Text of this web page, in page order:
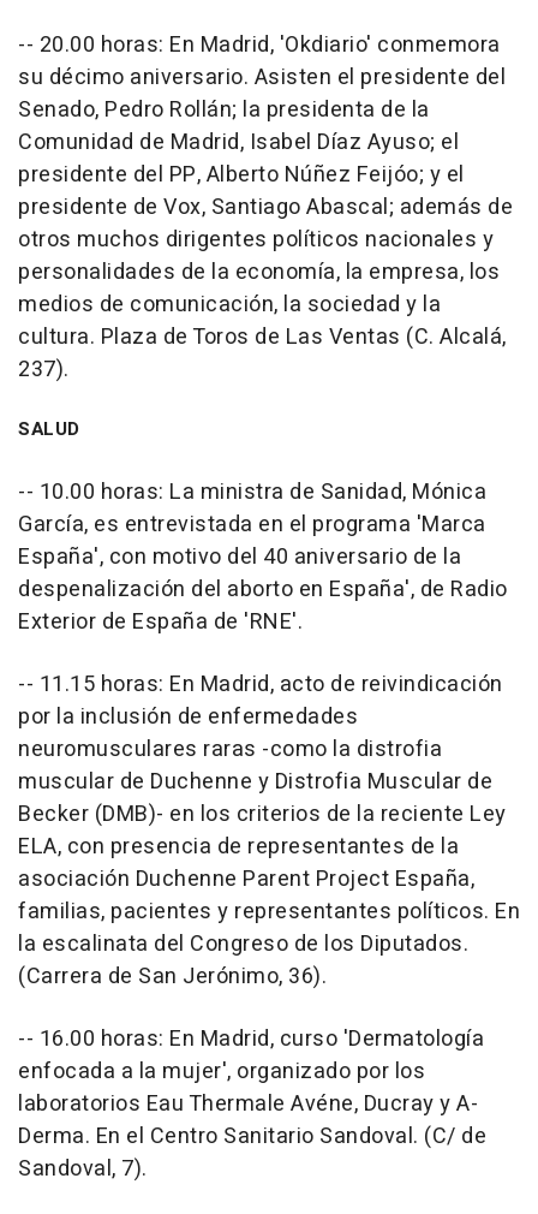
-- 20.00 horas: En Madrid, 'Okdiario' conmemora
su décimo aniversario. Asisten el presidente del
Senado, Pedro Rollán; la presidenta de la
Comunidad de Madrid, Isabel Díaz Ayuso; el
presidente del PP, Alberto Núñez Feijóo; y el
presidente de Vox, Santiago Abascal; además de
otros muchos dirigentes políticos nacionales y
personalidades de la economía, la empresa, los
medios de comunicación, la sociedad y la
cultura. Plaza de Toros de Las Ventas (C. Alcalá,
237).
SALUD
-- 10.00 horas: La ministra de Sanidad, Mónica
García, es entrevistada en el programa 'Marca
España', con motivo del 40 aniversario de la
despenalización del aborto en España', de Radio
Exterior de España de 'RNE'.
-- 11.15 horas: En Madrid, acto de reivindicación
por la inclusión de enfermedades
neuromusculares raras -como la distrofia
muscular de Duchenne y Distrofia Muscular de
Becker (DMB)- en los criterios de la reciente Ley
ELA, con presencia de representantes de la
asociación Duchenne Parent Project España,
familias, pacientes y representantes políticos. En
la escalinata del Congreso de los Diputados.
(Carrera de San Jerónimo, 36).
-- 16.00 horas: En Madrid, curso 'Dermatología
enfocada a la mujer', organizado por los
laboratorios Eau Thermale Avéne, Ducray y A-
Derma. En el Centro Sanitario Sandoval. (C/ de
Sandoval, 7).